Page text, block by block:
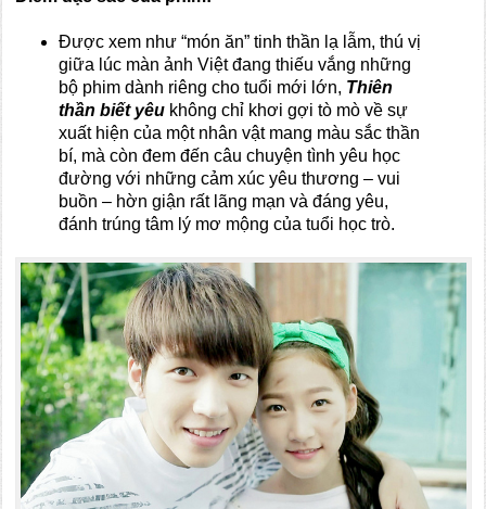
Được xem như “món ăn” tinh thần lạ lẫm, thú vị
giữa lúc màn ảnh Việt đang thiếu vắng những
bộ phim dành riêng cho tuổi mới lớn, Thiên
thần biết yêu không chỉ khơi gợi tò mò về sự
xuất hiện của một nhân vật mang màu sắc thần
bí, mà còn đem đến câu chuyện tình yêu học
đường với những cảm xúc yêu thương – vui
buồn – hờn giận rất lãng mạn và đáng yêu,
đánh trúng tâm lý mơ mộng của tuổi học trò.